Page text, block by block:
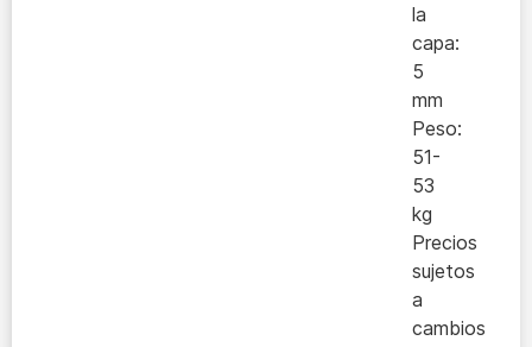
la
capa:
5
mm
Peso:
51-
53
kg
Precios
sujetos
a
cambios